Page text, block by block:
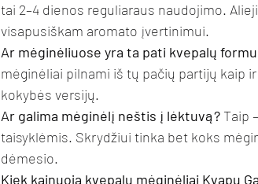
tai 2–4 dienos reguliaraus naudojimo.
visapusiškam aromato įvertinimui.
Ar mėginėliuose yra ta pati kvepalų
mėginėliai pilnami iš tų pačių partijų kaip
kokybės versijų.
Ar galima mėginėlį neštis į lėktuvą? Taip
taisyklėmis. Skrydžiui tinka bet koks
dėmesio.
Kiek kainuoja kvepalų mėginėliai Kvapų